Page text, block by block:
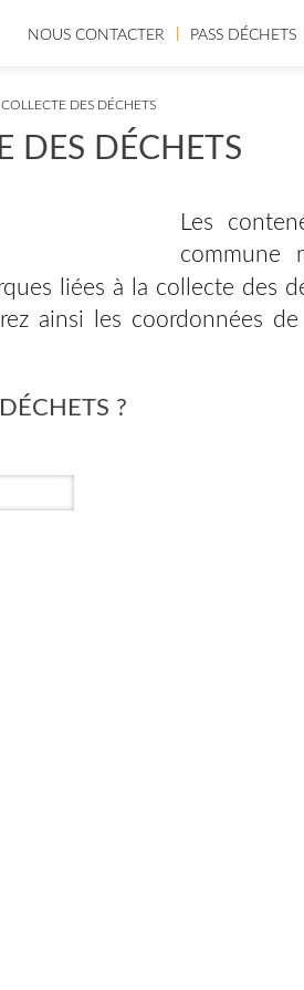
NOUS CONTACTER PASS DÉCHETS
DES DÉCHETS
DES DÉCHETS
Les
commune
liées à la collecte des
ainsi les coordonnées
?